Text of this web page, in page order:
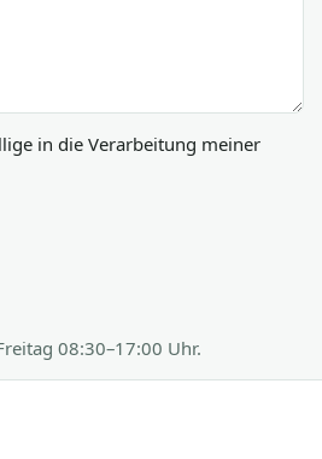
in die Verarbeitung meiner
08:30–17:00 Uhr.